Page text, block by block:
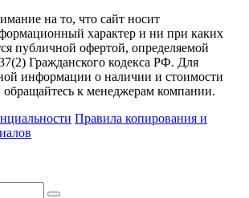
на то, что сайт носит
характер и ни при каких
публичной офертой, определяемой
Гражданского кодекса РФ. Для
информации о наличии и стоимости
обращайтесь к менеджерам компании.
Правила копирования и